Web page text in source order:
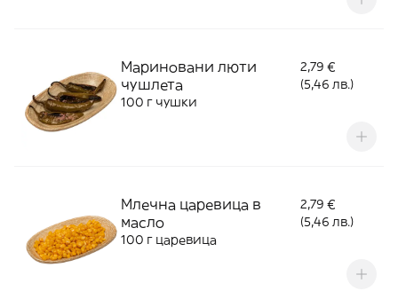
Мариновани люти
чушлета
2,79 €
(5,46 лв.)
100 г чушки
Млечна царевица в
масло
2,79 €
(5,46 лв.)
100 г царевица